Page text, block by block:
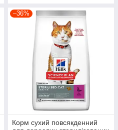
–36%
Корм сухий повсякденний